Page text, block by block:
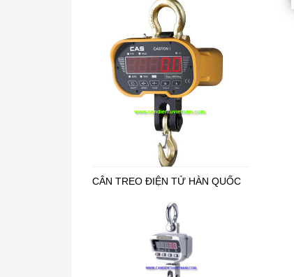
CÂN TREO ĐIỆN TỬ HÀN QUỐC
CÂN TREO ĐIỆN TỬ - CÂN TREO